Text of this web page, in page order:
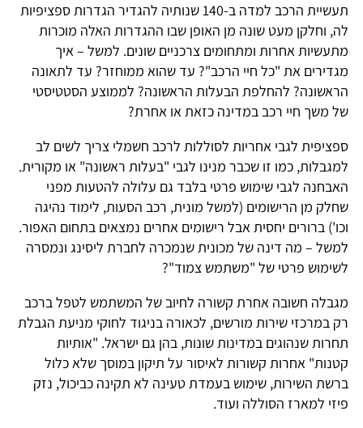
תעשיית הרכב למדה ב-140 שנותיה להגדיר הגדרות ספציפיות
לה, וחלקן מעט שונה מן האופן שבו ההגדרות האלה מוכרות
מתעשיות אחרות ומתחומים צרכניים שונים. למשל – איך
מגדירים את "כל חיי הרכב"? עד שהוא ממוחזר? עד לתאונה
הראשונה? להחלפת הבעלות הראשונה? לממוצע הסטטיסטי
של משך חיי רכב במדינה כזאת או אחרת?
ספציפית לגבי אחריות לסוללות לרכב חשמלי צריך לשים לב
למגבלות, כמו זו שכבר מנינו לגבי "בעלות ראשונה" או מקורית.
האבחנה לגבי שימוש פרטי בלבד גם עלולה להטעות מפני
שחלק מן הרישומים (למשל מונית, רכב הסעות, לימוד נהיגה
וכו') ברורים יחסית אבל רישומים אחרים נמצאים בתחום האפור.
למשל – מה דינה של מכונית שנמכרה לחברת ליסינג ונמסרה
לשימוש פרטי של "משתמש צמוד"?
מגבלה חשובה אחרת קשורה לחיוב של המשתמש לטפל ברכב
רק במרכזי שירות מורשים, לכאורה בניגוד לחוקי מניעת הגבלת
תחרות שנהוגים במדינות שונות, בהן גם ישראל. "אותיות
קטנות" אחרות קשורות לאיסור על תיקון במוסך שלא כלול
ברשת השירות, שימוש בעמדת טעינה לא תקינה כביכול, נזק
פיזי למארז הסוללה ועוד.